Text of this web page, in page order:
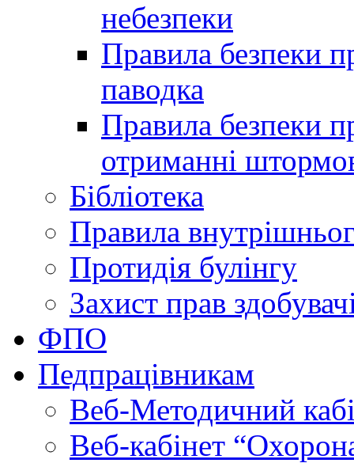
небезпеки
Правила безпеки
паводка
Правила безпеки
отриманні
Бібліотека
Правила
Протидія булінгу
Захист прав
ФПО
Педпрацівникам
Веб-Методичний
Веб-кабінет